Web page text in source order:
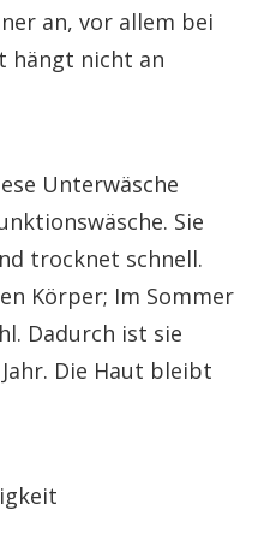
an, vor allem bei
hängt nicht an
Unterwäsche
Sie
trocknet schnell.
Körper; Im Sommer
Dadurch ist sie
Die Haut bleibt